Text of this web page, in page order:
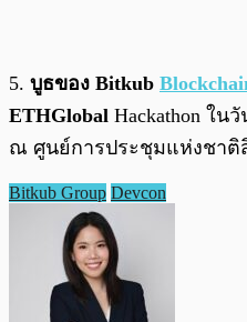
5. บูธของ Bitkub
ETHGlobal Hackathon ใน
ณ ศูนย์การประชุมแห่งชาติ
Bitkub Group Devcon